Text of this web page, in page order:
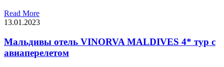
Read More
13.01.2023
Мальдивы отель VINORVA MALDIVES 4* тур с
авиаперелетом